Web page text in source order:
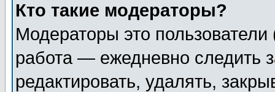
Кто такие модераторы?
Модераторы это
работа — ежедневно следить
редактировать, удалять,